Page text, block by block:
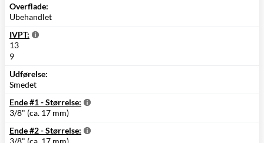
Overflade:
Ubehandlet
IVPT:
13
9
Udførelse:
Smedet
Ende #1 - Størrelse:
3/8" (ca. 17 mm)
Ende #2 - Størrelse:
3/8" (ca. 17 mm)